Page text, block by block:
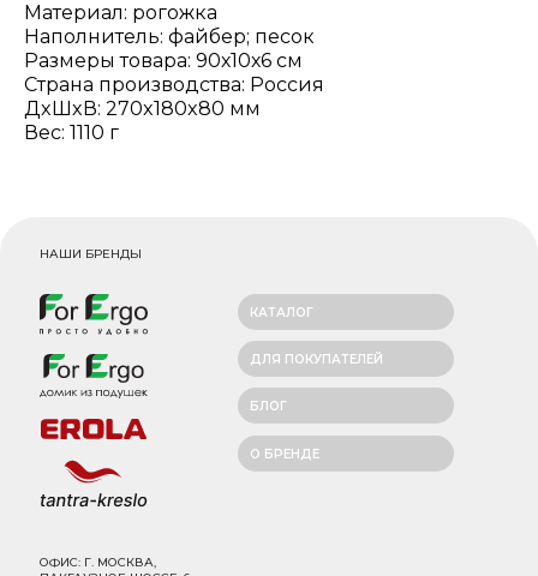
Материал: рогожка
Наполнитель: файбер; песок
Размеры товара: 90х10х6 см
Страна производства: Россия
ДxШxВ: 270x180x80 мм
Вес: 1110 г
НАШИ БРЕНДЫ
ОФИС: Г. МОСКВА,
КАТАЛОГ
ДЛЯ ПОКУПАТЕЛЕЙ
БЛОГ
О БРЕНДЕ